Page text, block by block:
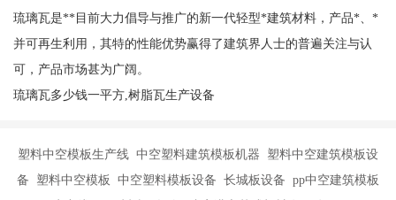
琉璃瓦是**目前大力倡导与推广的新一代轻型*建筑材料，产品*、*
并可再生利用，其特的性能优势赢得了建筑界人士的普遍关注与认
可，产品市场甚为广阔。
琉璃瓦多少钱一平方,树脂瓦生产设备
塑料中空模板生产线 中空塑料建筑模板机器 塑料中空建筑模板设
备 塑料中空模板 中空塑料模板设备 长城板设备 pp中空建筑模板